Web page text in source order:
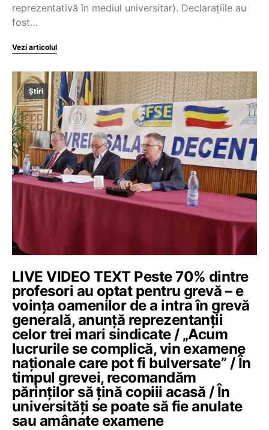
reprezentativă în mediul universitar). Declarațiile au
fost…
Vezi articolul
Știri
LIVE VIDEO TEXT Peste 70% dintre
profesori au optat pentru grevă – e
voința oamenilor de a intra în grevă
generală, anunță reprezentanții
celor trei mari sindicate / „Acum
lucrurile se complică, vin examene
naționale care pot fi bulversate” / În
timpul grevei, recomandăm
părinților să țină copiii acasă / În
universități se poate să fie anulate
sau amânate examene